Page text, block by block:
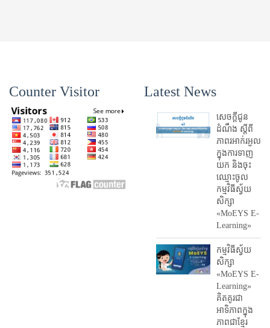
Counter Visitor Latest News
សេចក្តីជូន
ដំណឹង ស្តី​ពី
ភាព​រអាក់រអួល​
ក្នុងការ​ទាញ​
យក និង​ចុះ​
ឈ្មោះ​ចូល​
កម្មវិធី​ស្វ័យ
សិក្សា
«MoEYS E-
Learning»
កម្មវិធីស្វ័យ
សិក្សា
«MoEYS E-
Learning»
គិតគូរជា
អាទិភាពក្នុង
ភាពជាខ្មែរ